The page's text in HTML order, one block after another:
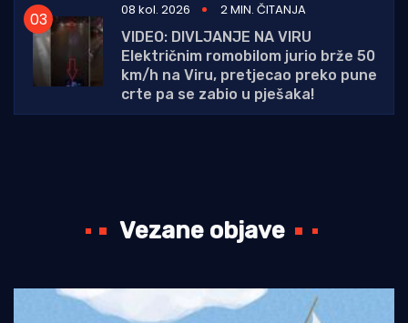
08 kol. 2026
2 MIN. ČITANJA
VIDEO: DIVLJANJE NA VIRU
Električnim romobilom jurio brže 50
km/h na Viru, pretjecao preko pune
crte pa se zabio u pješaka!
Vezane objave